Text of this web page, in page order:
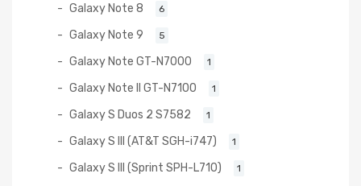
Galaxy Note 8 6
Galaxy Note 9 5
Galaxy Note GT-N7000 1
Galaxy Note II GT-N7100 1
Galaxy S Duos 2 S7582 1
Galaxy S III (AT&T SGH-i747) 1
Galaxy S III (Sprint SPH-L710) 1